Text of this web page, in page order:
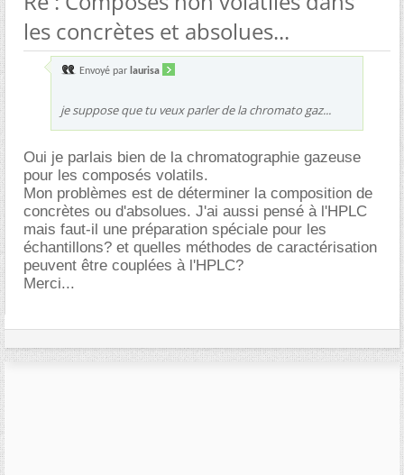
les concrètes et absolues...
Envoyé par laurisa
je suppose que tu veux parler de la chromato gaz...
Oui je parlais bien de la chromatographie gazeuse
pour les composés volatils.
Mon problèmes est de déterminer la composition de
concrètes ou d'absolues. J'ai aussi pensé à l'HPLC
mais faut-il une préparation spéciale pour les
échantillons? et quelles méthodes de caractérisation
peuvent être couplées à l'HPLC?
Merci...